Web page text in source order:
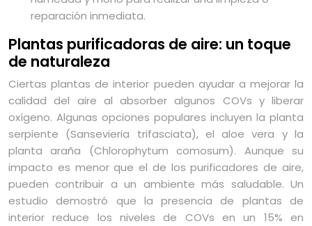
reparación inmediata.
Plantas purificadoras de aire: un toque
de naturaleza
Ciertas plantas de interior pueden ayudar a mejorar la
calidad del aire al absorber algunos COVs y liberar
oxígeno. Algunas opciones populares incluyen la planta
serpiente (Sansevieria trifasciata), el aloe vera y la
planta araña (Chlorophytum comosum). Aunque su
impacto es menor que el de los purificadores de aire,
pueden contribuir a un ambiente más saludable. Un
estudio demostró que la presencia de plantas de
interior reduce los niveles de COVs en un 15% en